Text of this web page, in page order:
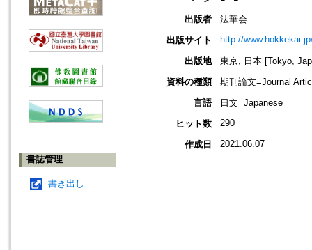
書誌管理
書き出し
出版者
法華会
出版サイト
http://
出版地
東京, 日本 [Tokyo,
資料の種類
期刊論文=Journal
言語
日文=Japanese
ヒット数
290
作成日 2021.06.07